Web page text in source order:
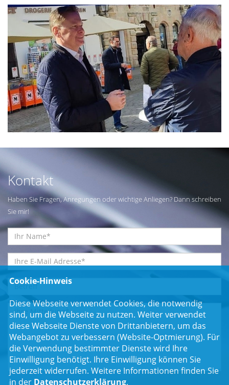
Kontakt
Haben Sie Fragen, Anregungen oder wichtige Anliegen? Dann schreiben
Sie mir!
Cookie-Hinweis
Diese Webseite verwendet Cookies, die notwendig
sind, um die Webseite zu nutzen. Weiter verwendet
diese Webseite Dienste von Drittanbietern, um das
Webangebot zu verbessern (Website-Optmierung). Für
die Verwendung bestimmter Dienste wird Ihre
Einwilligung benötigt. Ihre Einwilligung können Sie
jederzeit widerrufen. Weitere Informationen finden Sie
in der Datenschutzerklärung.